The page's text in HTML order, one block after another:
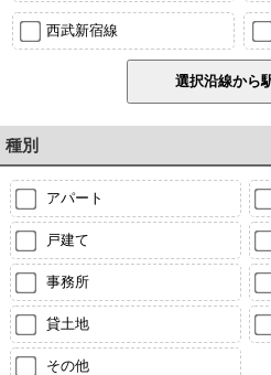
西武新宿線
種別
アパート
戸建て
事務所
貸土地
その他